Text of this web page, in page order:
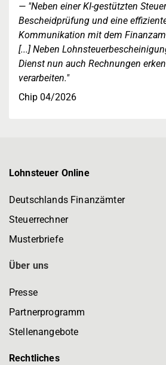
"Neben einer KI-gestützten
Bescheidprüfung und eine
Kommunikation mit dem
[...] Neben
Dienst nun auch Rechnungen
verarbeiten."
Chip 04/2026
Lohnsteuer Online
Deutschlands Finanzämter
Steuerrechner
Musterbriefe
Über uns
Presse
Partnerprogramm
Stellenangebote
Rechtliches